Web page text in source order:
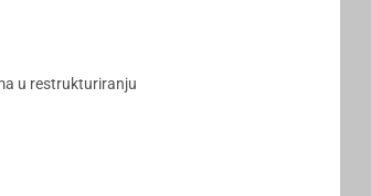
u restrukturiranju